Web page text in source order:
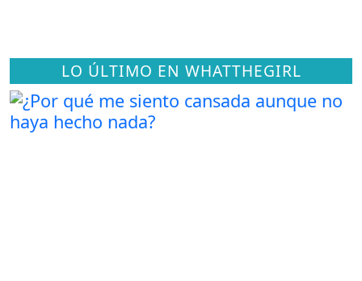
LO ÚLTIMO EN WHATTHEGIRL